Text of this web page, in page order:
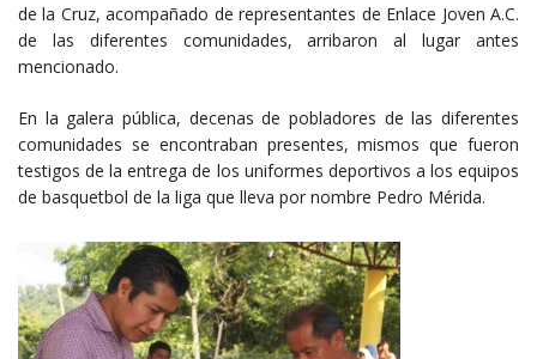
de la Cruz, acompañado de representantes de Enlace Joven A.C.
de las diferentes comunidades, arribaron al lugar antes
mencionado.
En la galera pública, decenas de pobladores de las diferentes
comunidades se encontraban presentes, mismos que fueron
testigos de la entrega de los uniformes deportivos a los equipos
de basquetbol de la liga que lleva por nombre Pedro Mérida.